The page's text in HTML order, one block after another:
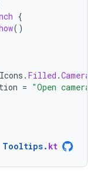
{
()
Icons . Filled .Camera
= "Open camera"
Tooltips. kt